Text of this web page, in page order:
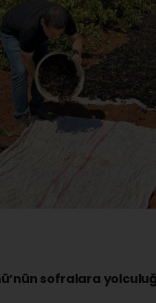
sofralara